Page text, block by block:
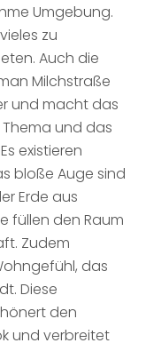
Umgebung.
zu
Auch die
Milchstraße
und macht das
und das
existieren
bloße Auge sind
Erde aus
füllen den Raum
Zudem
das
Diese
den
und verbreitet